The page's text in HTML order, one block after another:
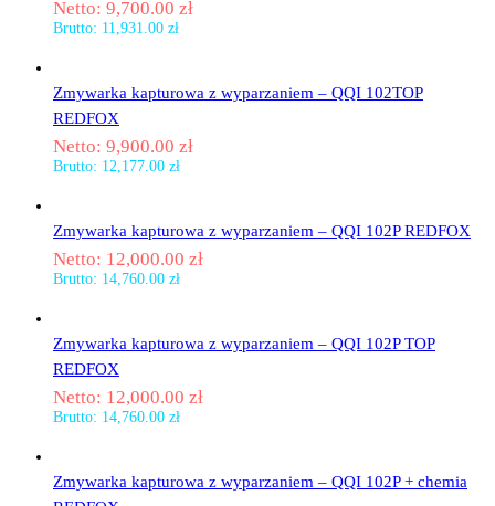
Netto: 9,700.00 zł
Brutto: 11,931.00 zł
Zmywarka kapturowa z wyparzaniem – QQI 102TOP
REDFOX
Netto: 9,900.00 zł
Brutto: 12,177.00 zł
Zmywarka kapturowa z wyparzaniem – QQI 102P REDFOX
Netto: 12,000.00 zł
Brutto: 14,760.00 zł
Zmywarka kapturowa z wyparzaniem – QQI 102P TOP
REDFOX
Netto: 12,000.00 zł
Brutto: 14,760.00 zł
Zmywarka kapturowa z wyparzaniem – QQI 102P + chemia